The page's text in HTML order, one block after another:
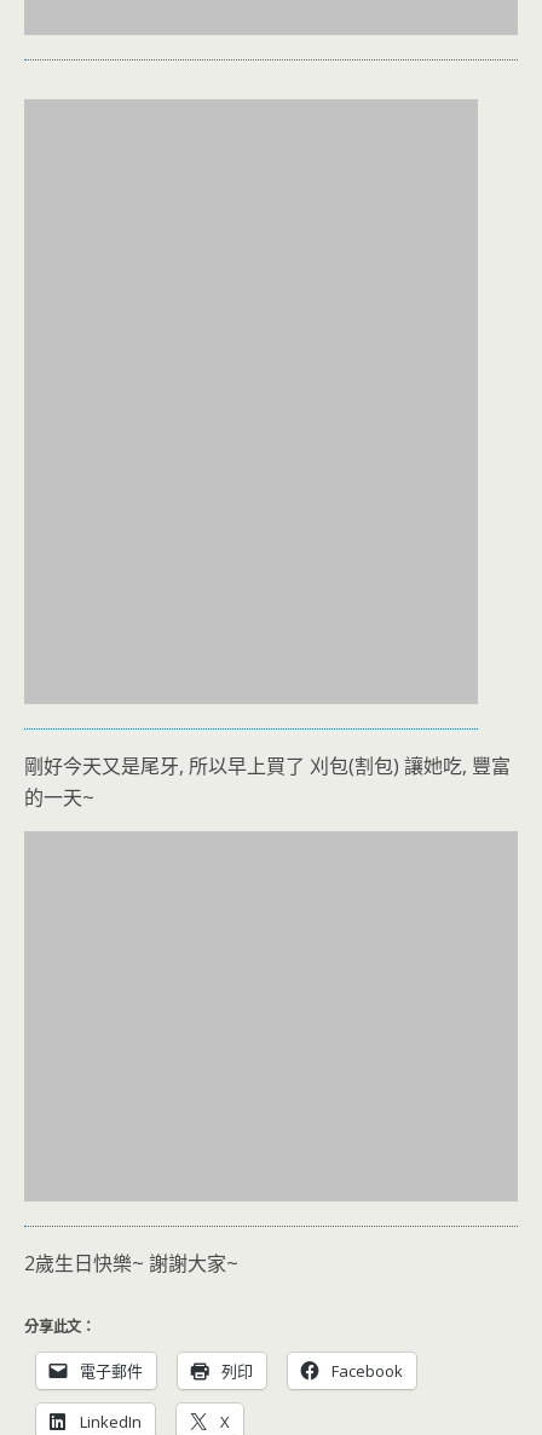
剛好今天又是尾牙, 所以早上買了 刈包(割包) 讓她吃, 豐富
的一天~
2歲生日快樂~ 謝謝大家~
分享此文：
電子郵件 列印 Facebook
LinkedIn X